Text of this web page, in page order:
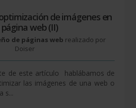
de imágenes en
web (II)
de páginas web realizado por
Doiser
de este artículo hablábamos de
las imágenes de una web o
s...